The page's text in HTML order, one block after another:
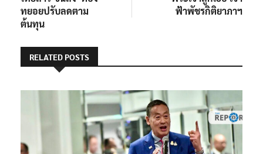
ทยอยปรับลดตาม
ต้นทุน
ฟ้าพัชรกิติยาภาฯ
RELATED POSTS